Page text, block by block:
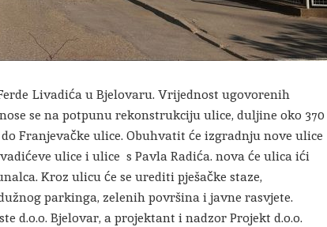
Livadića u Bjelovaru. Vrijednost ugovorenih
se na potpunu rekonstrukciju ulice, duljine oko 370
Franjevačke ulice. Obuhvatit će izgradnju nove ulice
ulice i ulice s Pavla Radića. nova će ulica ići
Kroz ulicu će se urediti pješačke staze,
parkinga, zelenih površina i javne rasvjete.
d.o.o. Bjelovar, a projektant i nadzor Projekt d.o.o.